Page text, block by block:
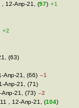
, 12-Апр-21, (97) +1
+2
(63)
Апр-21, (66) –1
Апр-21, (71)
Апр-21, (73) –2
, 12-Апр-21, (104)